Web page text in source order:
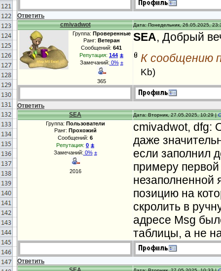
Ответить
cmivadwot
Дата: Понедельник, 26.05.2025,
Группа: Проверенные
Ранг: Ветеран
Сообщений: 641
Репутация: 144 ±
Замечаний: 0% ±
365
SEA, Добрый
К сообщению
Kb)
Ответить
SEA
Дата: Вторник, 27.05.2025, 10:29 |
Группа: Пользователи
Ранг: Прохожий
Сообщений: 6
Репутация: 0 ±
Замечаний: 0% ±
2016
cmivadwot, dfg:
даже
если заполнил
примеру
незаполненной
позицию на
скролить в
адресе Msg
таблицы, а не
Ответить